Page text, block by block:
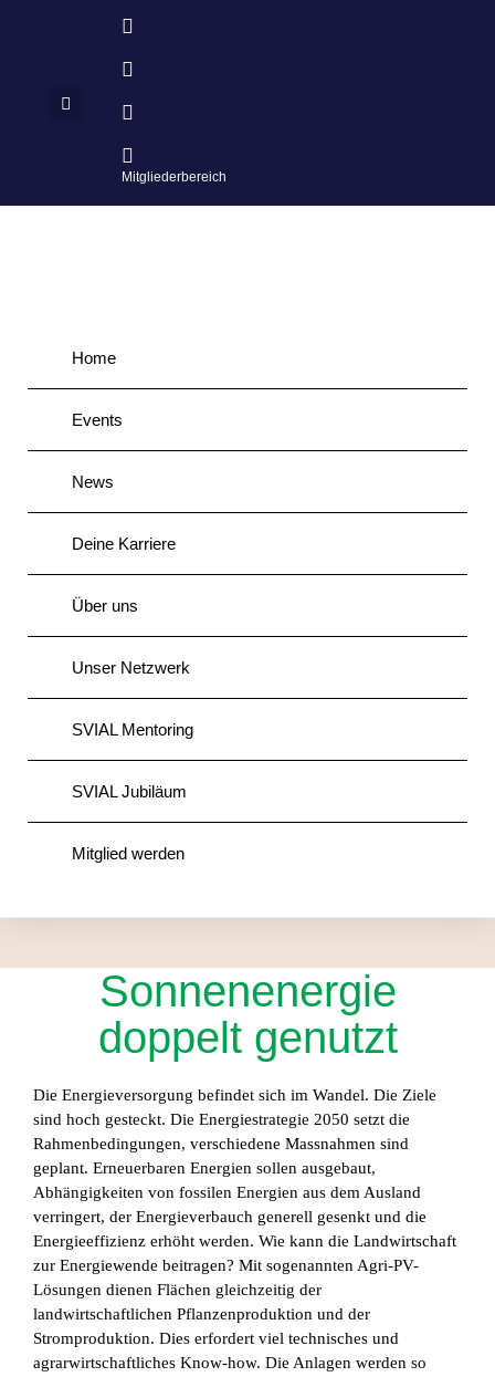
Mitgliederbereich
Home
Events
News
Deine Karriere
Über uns
Unser Netzwerk
SVIAL Mentoring
SVIAL Jubiläum
Mitglied werden
Sonnenenergie
doppelt genutzt
Die Energieversorgung befindet sich im Wandel. Die Ziele
sind hoch gesteckt. Die Energiestrategie 2050 setzt die
Rahmenbedingungen, verschiedene Massnahmen sind
geplant. Erneuerbaren Energien sollen ausgebaut,
Abhängigkeiten von fossilen Energien aus dem Ausland
verringert, der Energieverbauch generell gesenkt und die
Energieeffizienz erhöht werden. Wie kann die Landwirtschaft
zur Energiewende beitragen? Mit sogenannten Agri-PV-
Lösungen dienen Flächen gleichzeitig der
landwirtschaftlichen Pflanzenproduktion und der
Stromproduktion. Dies erfordert viel technisches und
agrarwirtschaftliches Know-how. Die Anlagen werden so